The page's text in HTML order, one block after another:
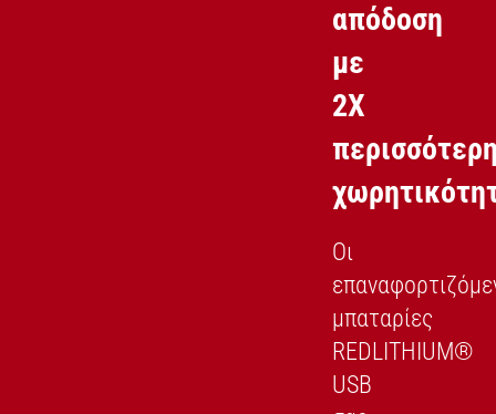
απόδοση
με
2X
Οι
μπαταρίες
REDLITHIUM®
USB